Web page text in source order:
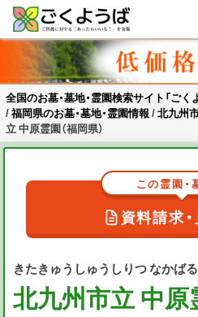
Skip
content
全国のお墓・墓地・霊園検索サイト
ご供養をもっと身近に
全国のお墓・墓地・霊園検索サイト「ごく
/福岡県のお墓・墓地・霊園情報 /北九州
立 中原霊園（福岡県）
きたきゅうしゅうしりつ なかば
北九州市立 中原
この霊園・
資料請求